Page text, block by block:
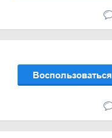
Воспользоваться